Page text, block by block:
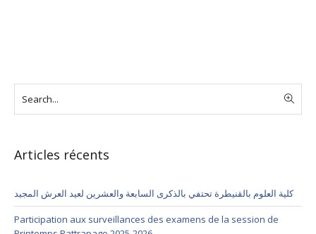
Articles récents
كلية العلوم بالقنيطرة تحتفي بالذكرى السابعة والعشرين لعيد العرش المجيد
Participation aux surveillances des examens de la session de